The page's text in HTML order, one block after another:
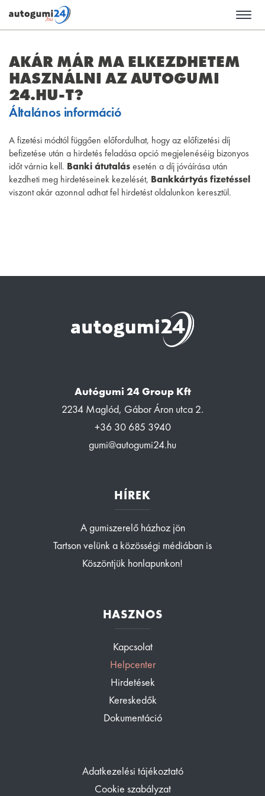
AKÁR MÁR MA ELKEZDHETEM
HASZNÁLNI AZ AUTOGUMI
24.HU-T?
Általános információ
A fizetési módtól függően előfordulhat, hogy az előfizetési díj
befizetése után a hirdetés feladása opció megjelenéséig bizonyos
időt várnia kell. Banki átutalásesetén a díj jóváírása után
kezdheti meg hirdetéseinek kezelését, Bankkártyás fizetéssel
viszont akár azonnal adhat fel hirdetést oldalunkon keresztül.
Autógumi 24 Group Kft
2234 Maglód, Gábor Áron utca 2.
+36 30 685 3940
gumi@autogumi24.hu
HÍREK
A gumiszerelő házhoz jön
Tartson velünk a közösségi médiában is
Köszöntjük honlapunkon!
HASZNOS
Kapcsolat
Helpcenter
Hirdetések
Kereskedők
Dokumentáció
Adatkezelési tájékoztató
Cookie szabályzat